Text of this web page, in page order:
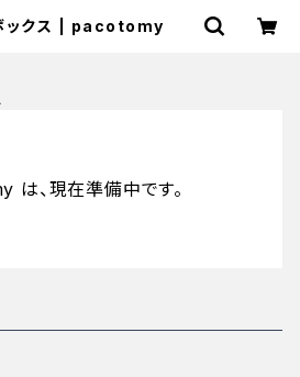
ックス | pacotomy
は、現在準備中です。